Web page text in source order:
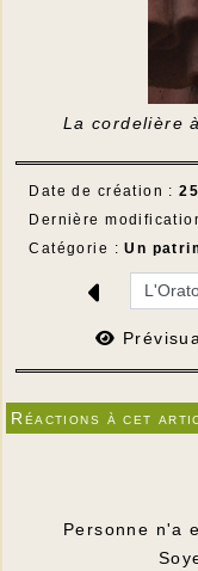
La cordelière
Date de création :
Dernière
Catégorie :Un
Réactions à cet
Personne n'a